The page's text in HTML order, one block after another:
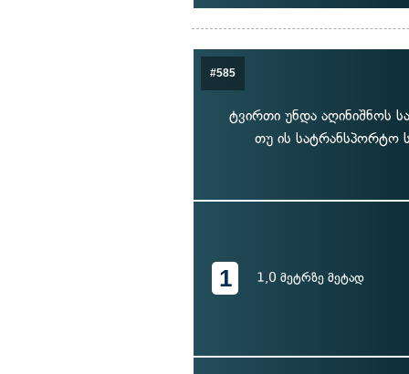
#585
ტვირთი უნდა აღინიშნოს
თუ ის სატრანსპორტო
1 1,0 მეტრზე მეტად